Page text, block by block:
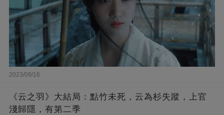
2023/09/16
《云之羽》大結局：點竹未死，云為杉失蹤，上官
淺歸隱，有第二季